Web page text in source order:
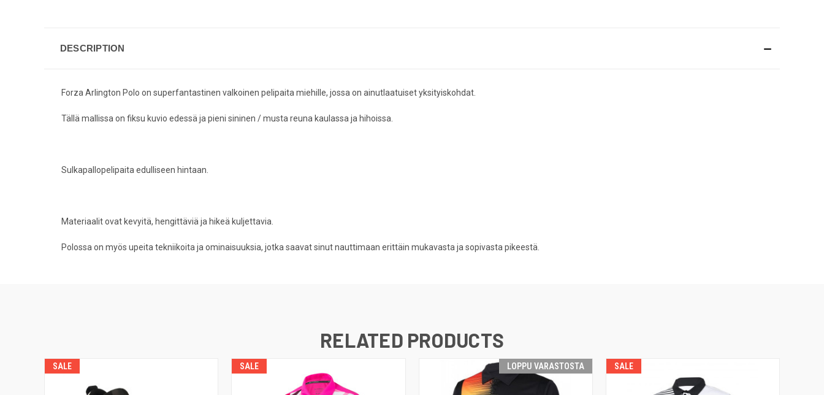
DESCRIPTION
Forza Arlington Polo on superfantastinen valkoinen pelipaita miehille, jossa on ainutlaatuiset yksityiskohdat.
Tällä mallissa on fiksu kuvio edessä ja pieni sininen / musta reuna kaulassa ja hihoissa.
Sulkapallopelipaita edulliseen hintaan.
Materiaalit ovat kevyitä, hengittäviä ja hikeä kuljettavia.
Polossa on myös upeita tekniikoita ja ominaisuuksia, jotka saavat sinut nauttimaan erittäin mukavasta ja sopivasta pikeestä.
RELATED PRODUCTS
SALE SALE LOPPU VARASTOSTA SALE